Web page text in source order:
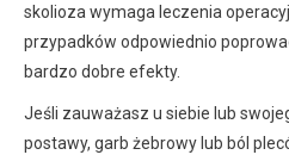
skolioza wymaga leczenia
przypadków odpowiednio
bardzo dobre efekty.
Jeśli zauważasz u siebie lub
postawy, garb żebrowy lub ból